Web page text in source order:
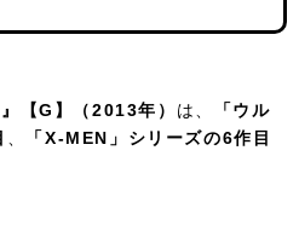
【G】（2013年） は、
「ウル
、
「X-MEN」シリーズの6作目